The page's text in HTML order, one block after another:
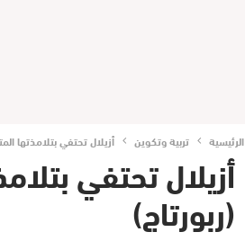
الرئيسية تربية وتكوين أزيلال تحتفي بتلامذتها
أزيلال تحتفي
(ربورتاج)